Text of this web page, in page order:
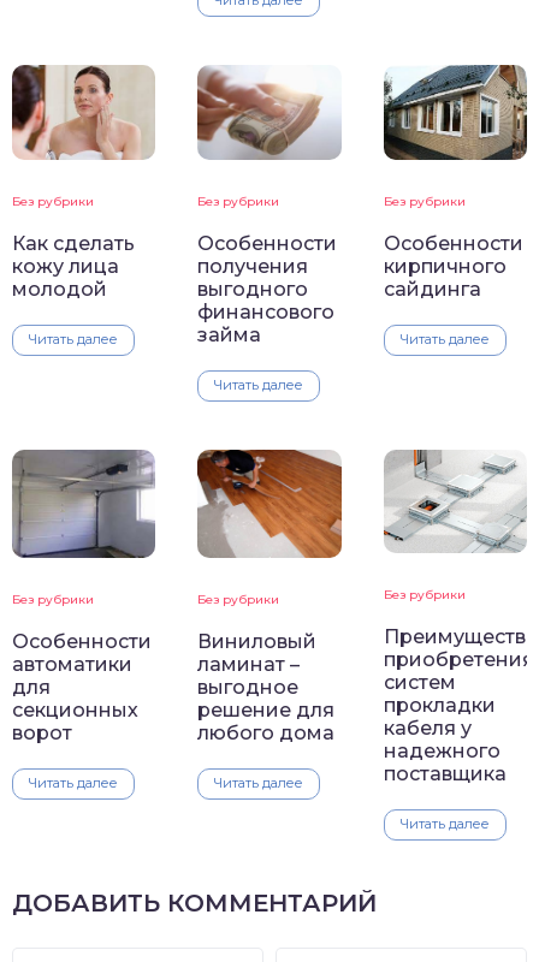
Без рубрики
Как сделать
кожу лица
молодой
Читать далее
Без рубрики
Особенности
получения
выгодного
финансового
займа
Читать далее
Без рубрики
Особенности
кирпичного
сайдинга
Читать далее
Без рубрики
Особенности
автоматики
для
секционных
ворот
Читать далее
Без рубрики
Виниловый
ламинат –
выгодное
решение для
любого дома
Читать далее
Без рубрики
Преимущества
приобретения
систем
прокладки
кабеля у
надежного
поставщика
Читать далее
ДОБАВИТЬ КОММЕНТАРИЙ